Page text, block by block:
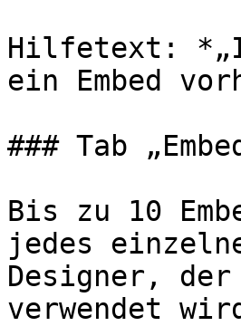
Hilfetext:
ein Embed
### Tab
Bis zu 10
jedes
Designer,
verwendet